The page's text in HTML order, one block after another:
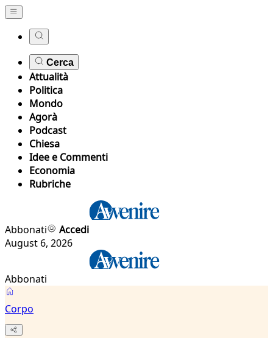
Cerca
Attualità
Politica
Mondo
Agorà
Podcast
Chiesa
Idee e Commenti
Economia
Rubriche
Abbonati
Accedi
August 6, 2026
Abbonati
Corpo